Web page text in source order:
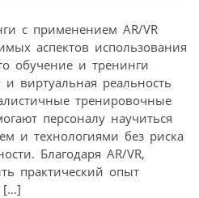
с применением AR/VR
аспектов использования
обучение и тренинги
виртуальная реальность
тренировочные
персоналу научиться
и технологиями без риска
Благодаря AR/VR,
практический опыт
[…]